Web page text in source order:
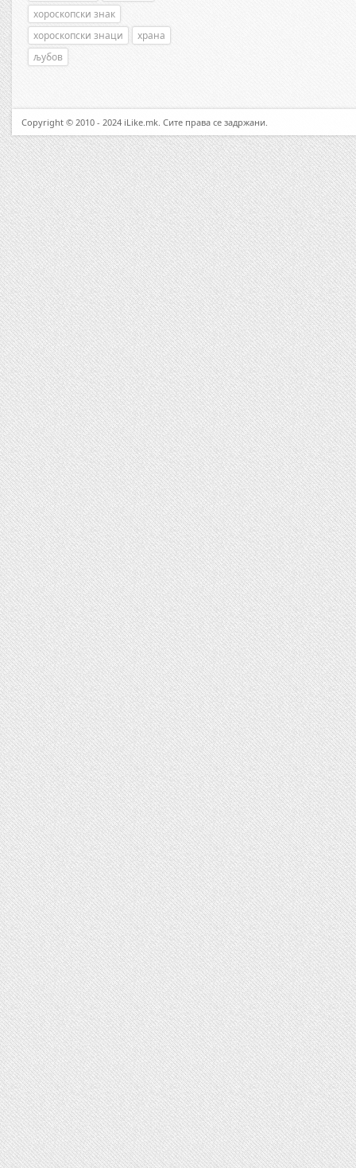
хороскопски знак
хороскопски знаци
храна
љубов
Copyright © 2010 - 2024 iLike.mk. Сите права се задржани.